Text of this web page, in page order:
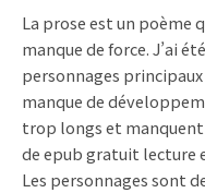
La prose est un poème
manque de force. J’ai
personnages
manque de
trop longs et manquent
de epub gratuit lecture
Les personnages sont